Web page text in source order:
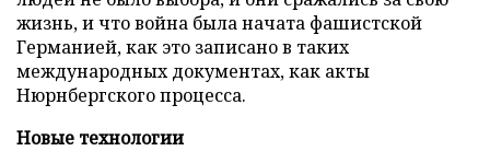
жизнь, и что война была начата фашистской
Германией, как это записано в таких
международных документах, как акты
Нюрнбергского процесса.
Новые технологии